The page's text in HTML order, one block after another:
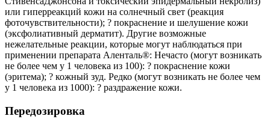
или гиперреакций кожи на солнечный свет (реакция
фоточувствительности); ? покраснение и шелушение кожи
(эксфолиативный дерматит). Другие возможные
нежелательные реакции, которые могут наблюдаться при
применении препарата Аленталь®: Нечасто (могут возникать
не более чем у 1 человека из 100): ? покраснение кожи
(эритема); ? кожный зуд. Редко (могут возникать не более чем
у 1 человека из 1000): ? раздражение кожи.
Передозировка